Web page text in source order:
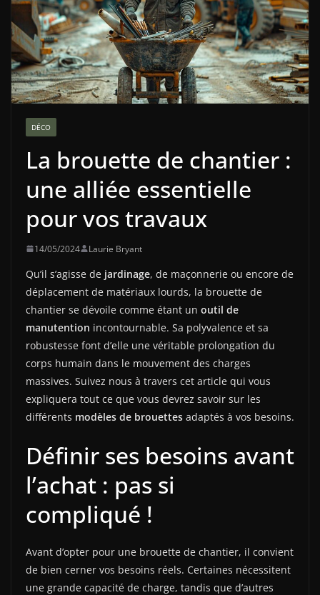
DÉCO
La brouette de chantier :
une alliée essentielle
pour vos travaux
14/05/2024 Laurie Bryant
Qu’il s’agisse de jardinage, de maçonnerie ou encore de
déplacement de matériaux lourds, la brouette de
chantier se dévoile comme étant un outil de
manutention incontournable. Sa polyvalence et sa
robustesse font d’elle une véritable prolongation du
corps humain dans le mouvement des charges
massives. Suivez nous à travers cet article qui vous
expliquera tout ce que vous devrez savoir sur les
différents modèles de brouettes adaptés à vos besoins.
Définir ses besoins avant
l’achat : pas si
compliqué !
Avant d’opter pour une brouette de chantier, il convient
de bien cerner vos besoins réels. Certaines nécessitent
une grande capacité de charge, tandis que d’autres